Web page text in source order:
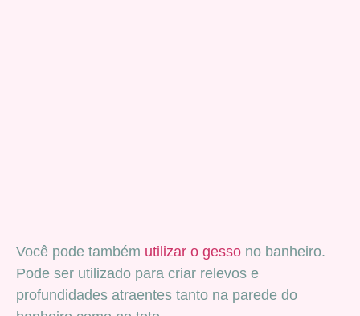
Você pode também utilizar o gesso no banheiro.
Pode ser utilizado para criar relevos e
profundidades atraentes tanto na parede do